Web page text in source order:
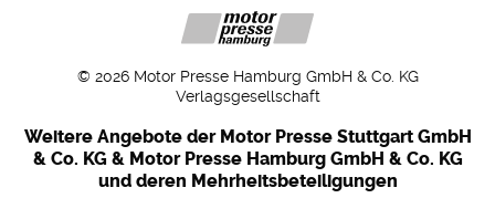
© 2026 Motor Presse Hamburg GmbH & Co. KG
Verlagsgesellschaft
Weitere Angebote der Motor Presse Stuttgart GmbH
& Co. KG & Motor Presse Hamburg GmbH & Co. KG
und deren Mehrheitsbeteiligungen